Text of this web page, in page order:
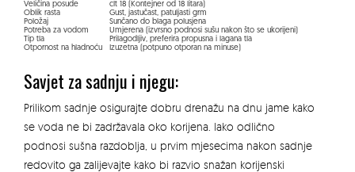
Veličina posude
clt 18 (Kontejner od 18 litara)
Oblik rasta
Gust, jastučast, patuljasti grm
Položaj
Sunčano do blaga polusjena
Potreba za vodom
Umjerena (izvrsno podnosi sušu nakon što se ukorijeni)
Tip tla
Prilagodljiv, preferira propusna i lagana tla
Otpornost na hladnoću
Izuzetna (potpuno otporan na minuse)
Savjet za sadnju i njegu:
Prilikom sadnje osigurajte dobru drenažu na dnu jame kako
se voda ne bi zadržavala oko korijena. Iako odlično
podnosi sušna razdoblja, u prvim mjesecima nakon sadnje
redovito ga zalijevajte kako bi razvio snažan korijenski